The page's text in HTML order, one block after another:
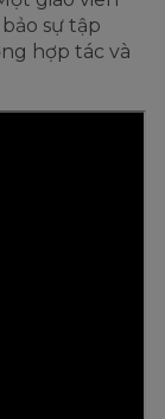
sự tập
hợp tác và